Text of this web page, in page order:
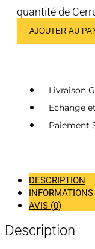
quantité de
AJOUTER AU
Livraison
Echange
Paiement
DESCRIPTION
AVIS (0)
Description